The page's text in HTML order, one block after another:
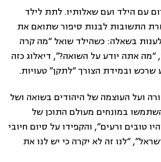
עם הילד ועם שאלותיו. לתת לילד
התשובות לבנות סיפור שתואם את
לענות בשאלה: כשהילד שואל “מה קרה
אתה יודע על השואה?”, דיאלוג כזה
ובמידת הצורך “לתקן” טעויות.
ועל העוצמה של היהודים בשואה ושל
במונחים מעולם התוכן של
טובים ורעים”, והקפידו על סיום חיובי
“לנו זה לא יקרה כי יש לנו את